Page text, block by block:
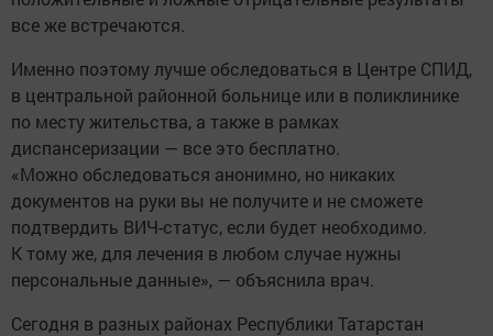
все же встречаются.
Именно поэтому лучше обследоваться в Центре СПИД,
в центральной районной больнице или в поликлинике
по месту жительства, а также в рамках
диспансеризации — все это бесплатно.
«Можно обследоваться анонимно, но никаких
документов на руки вы не получите и не сможете
подтвердить ВИЧ-статус, если будет необходимо.
К тому же, для лечения в любом случае нужны
персональные данные», — объяснила врач.
Сегодня в разных районах Республики Татарстан